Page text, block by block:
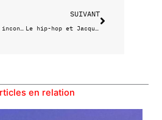
Musique : les incontournables d’avril
SUIVANT
Le hip-hop et Jacquemus s’exposent au MAC Marseille
en relation